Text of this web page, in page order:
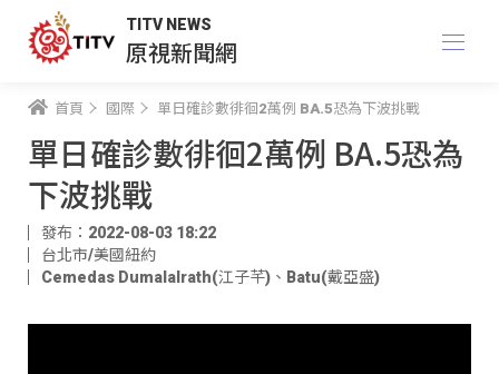
TITV NEWS
原視新聞網
首頁 國際 單日確診數徘徊2萬例 BA.5恐為下波挑戰
單日確診數徘徊2萬例 BA.5恐為
下波挑戰
發布：2022-08-03 18:22
台北市/美國紐約
Cemedas Dumalalrath(江子芊) 、 Batu(戴亞盛)